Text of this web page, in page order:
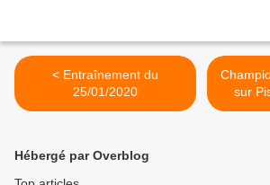
< Entraînement du
25/01/2020
Hébergé par Overblog